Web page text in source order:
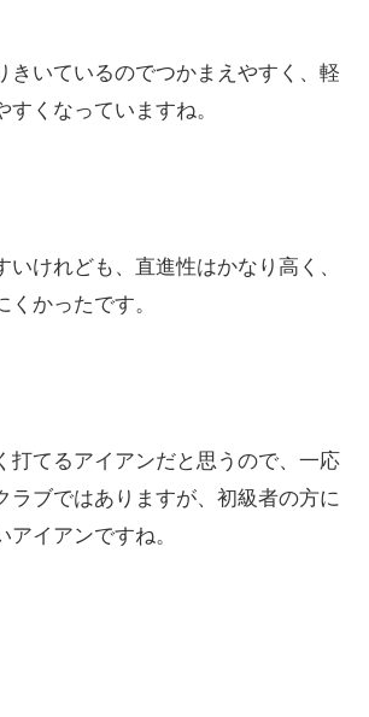
きいているのでつかまえやすく、 軽
すくなっていますね。
いけれども、直進性はかなり高く、
かったです。
打てるアイアンだと思うので、 一応
ラブではありますが、 初級者の方に
アイアンですね。